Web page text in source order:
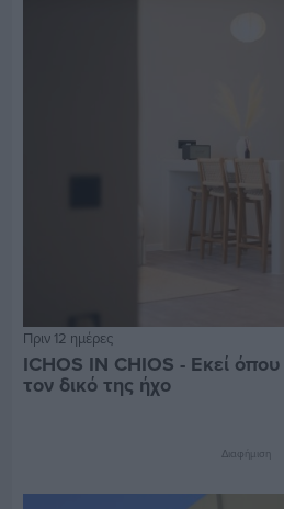
Πριν 12 ημέρες
ICHOS IN CHIOS - Εκεί
τον δικό της ήχο
Διαφήμιση